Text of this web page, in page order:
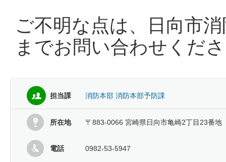
ご不明な点は、日向市
までお問い合わせくだ
担当課 消防本部 消防本部予防課
所在地 〒883-0066 宮崎県日向市亀崎2丁目23番地
電話 0982-53-5947